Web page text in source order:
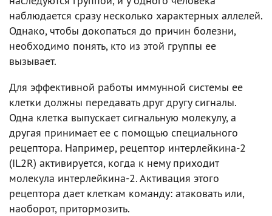
наблюдается сразу несколько характерных аллелей.
Однако, чтобы докопаться до причин болезни,
необходимо понять, кто из этой группы ее
вызывает.
Для эффективной работы иммунной системы ее
клетки должны передавать друг другу сигналы.
Одна клетка выпускает сигнальную молекулу, а
другая принимает ее с помощью специального
рецептора. Например, рецептор интерлейкина-2
(IL2R) активируется, когда к нему приходит
молекула интерлейкина-2. Активация этого
рецептора дает клеткам команду: атаковать или,
наоборот, притормозить.